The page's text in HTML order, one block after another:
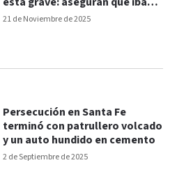
21 de Noviembre de 2025
alta velocidad
2 de Septiembre de 2025
Persecución en Santa Fe
terminó con patrullero volcado
y un auto hundido en cemento